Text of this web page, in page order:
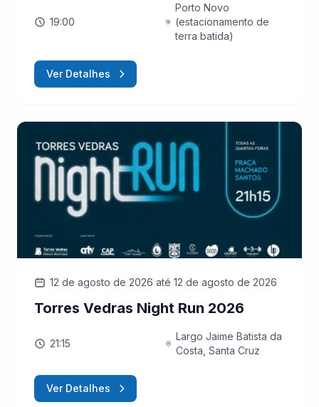
19:00
Porto Novo
(estacionamento de
terra batida)
Ver Detalhes
12 de agosto de 2026 até 12 de agosto de 2026
Torres Vedras Night Run 2026
21:15
Largo Jaime Batista da
Costa, Santa Cruz
Ver Detalhes